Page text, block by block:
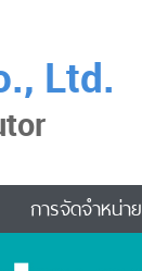
Ltd.
การจัดจำหน่าย